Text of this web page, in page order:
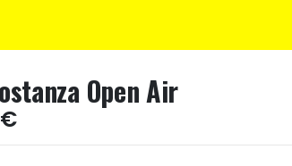
Open Air
€Fascia
di